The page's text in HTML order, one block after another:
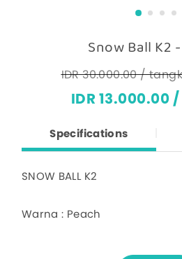
Snow Ball K2
IDR 30.000.00 /
IDR 13.000.00
Specifications
SNOW BALL K2
Warna : Peach